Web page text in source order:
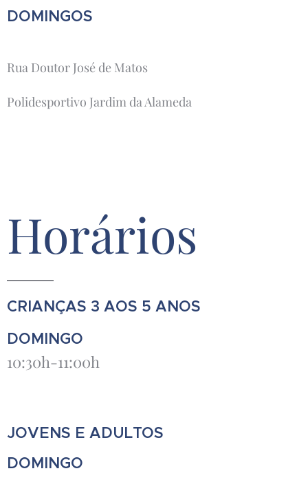
DOMINGOS
Rua Doutor José de Matos
Polidesportivo Jardim da Alameda
Horários
CRIANÇAS 3 AOS 5 ANOS
DOMINGO
10:30h-11:00h
JOVENS E ADULTOS
DOMINGO